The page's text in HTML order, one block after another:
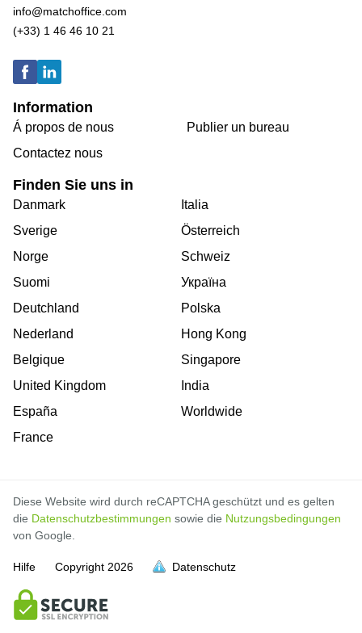
voll
voll
voll
voll
voll
voll
voll
voll
voll
voll
info@matchoffice.com
(+33) 1 46 46 10 21
Information
Á propos de nous
Contactez nous
Publier un bureau
Finden Sie uns in
Danmark
Sverige
Norge
Suomi
Deutchland
Nederland
Belgique
United Kingdom
España
France
Italia
Österreich
Schweiz
Україна
Polska
Hong Kong
Singapore
India
Worldwide
Diese Website wird durch reCAPTCHA geschützt und es gelten
die Datenschutzbestimmungen sowie die Nutzungsbedingungen
von Google.
Hilfe Copyright 2026 Datenschutz